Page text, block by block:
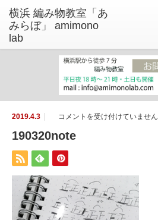
2019.4.3
1
0
3
0
n
t
は
コメントを受け付けていません
190320note